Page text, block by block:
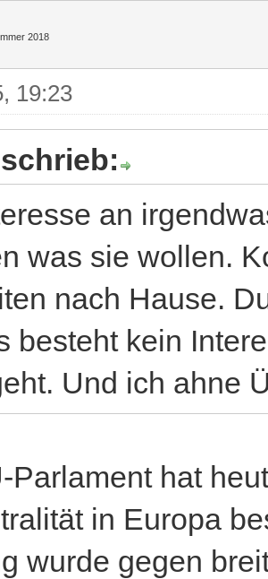
2018
19:23
an
was sie wollen.
nach Hause.
besteht kein
Und ich ahne
Parlament hat
in Europa
wurde gegen